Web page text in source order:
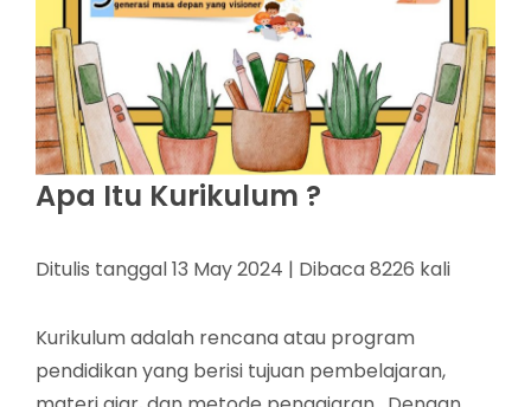
Apa Itu Kurikulum ?
Ditulis tanggal 13 May 2024 | Dibaca 8226 kali
Kurikulum adalah rencana atau program
pendidikan yang berisi tujuan pembelajaran,